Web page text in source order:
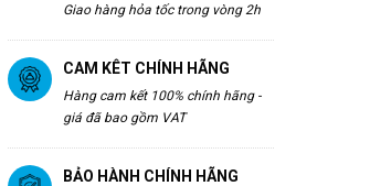
Giao hàng hỏa tốc trong vòng 2h
CAM KÊT CHÍNH HÃNG
Hàng cam kết 100% chính hãng -
giá đã bao gồm VAT
BẢO HÀNH CHÍNH HÃNG